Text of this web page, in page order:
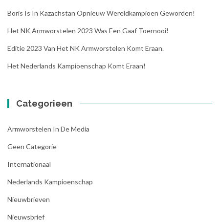
Boris Is In Kazachstan Opnieuw Wereldkampioen Geworden!
Het NK Armworstelen 2023 Was Een Gaaf Toernooi!
Editie 2023 Van Het NK Armworstelen Komt Eraan.
Het Nederlands Kampioenschap Komt Eraan!
Categorieen
Armworstelen In De Media
Geen Categorie
Internationaal
Nederlands Kampioenschap
Nieuwbrieven
Nieuwsbrief